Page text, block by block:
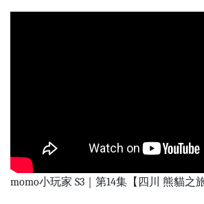
momo小玩家 S3｜第14集【四川 熊貓之